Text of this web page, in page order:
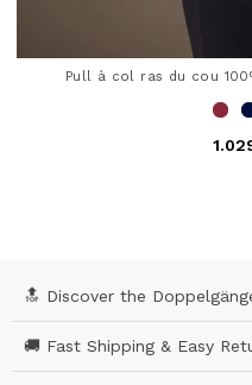
Pull à col ras du cou
🔝 Discover the
🚚 Fast Shipping & Easy